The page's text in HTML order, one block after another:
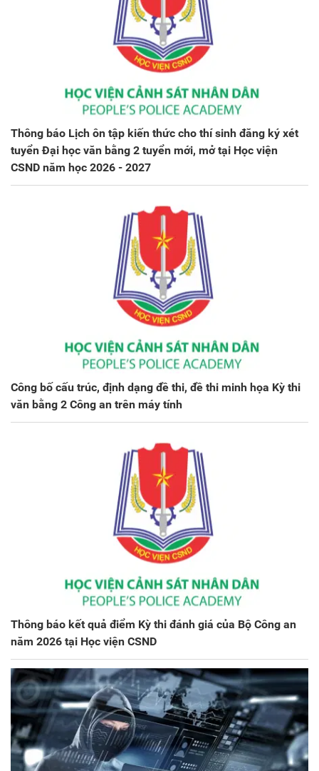
Thông báo Lịch ôn tập kiến thức cho thí sinh đăng ký xét
tuyển Đại học văn bằng 2 tuyển mới, mở tại Học viện
CSND năm học 2026 - 2027
Công bố cấu trúc, định dạng đề thi, đề thi minh họa Kỳ thi
văn bằng 2 Công an trên máy tính
Thông báo kết quả điểm Kỳ thi đánh giá của Bộ Công an
năm 2026 tại Học viện CSND